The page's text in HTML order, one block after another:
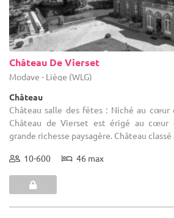
Château De Vierset
Modave - Liège (WLG)
Château
Château salle des fêtes : Niché au cœur
Château de Vierset est érigé au cœur
grande richesse paysagère. Château
10-600 46 max